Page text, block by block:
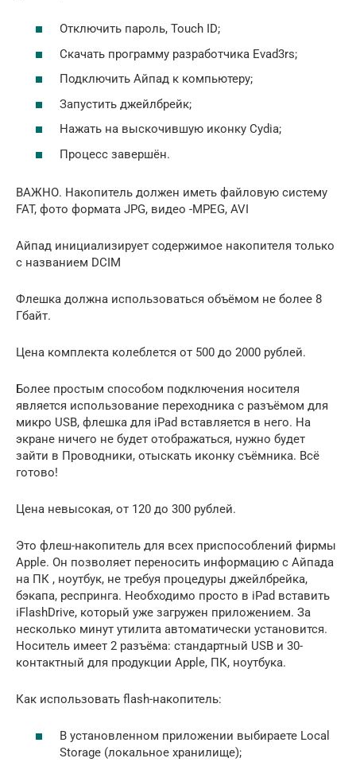
Отключить пароль, Touch ID;
Скачать программу разработчика Evad3rs;
Подключить Айпад к компьютеру;
Запустить джейлбрейк;
Нажать на выскочившую иконку Cydia;
Процесс завершён.
ВАЖНО. Накопитель должен иметь файловую систему
FAT, фото формата JPG, видео -MPEG, AVI
Айпад инициализирует содержимое накопителя только
с названием DCIM
Флешка должна использоваться объёмом не более 8
Гбайт.
Цена комплекта колеблется от 500 до 2000 рублей.
Более простым способом подключения носителя
является использование переходника с разъёмом для
микро USB, флешка для iPad вставляется в него. На
экране ничего не будет отображаться, нужно будет
зайти в Проводники, отыскать иконку съёмника. Всё
готово!
Цена невысокая, от 120 до 300 рублей.
Это флеш-накопитель для всех приспособлений фирмы
Apple. Он позволяет переносить информацию с Айпада
на ПК , ноутбук, не требуя процедуры джейлбрейка,
бэкапа, респринга. Необходимо просто в iPad вставить
iFlashDrive, который уже загружен приложением. За
несколько минут утилита автоматически установится.
Носитель имеет 2 разъёма: стандартный USB и 30-
контактный для продукции Apple, ПК, ноутбука.
Как использовать flash-накопитель:
В установленном приложении выбираете Local
Storage (локальное хранилище);